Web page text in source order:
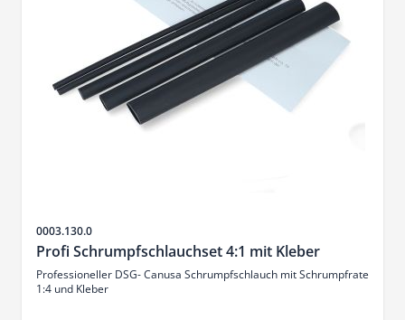
Sku
0003.130.0
Profi Schrumpfschlauchset 4:1 mit Kleber
Professioneller DSG- Canusa Schrumpfschlauch mit Schrumpfrate
1:4 und Kleber